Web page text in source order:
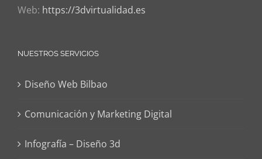
Web: https://3dvirtualidad.es
NUESTROS SERVICIOS
Diseño Web Bilbao
Comunicación y Marketing Digital
Infografía – Diseño 3d